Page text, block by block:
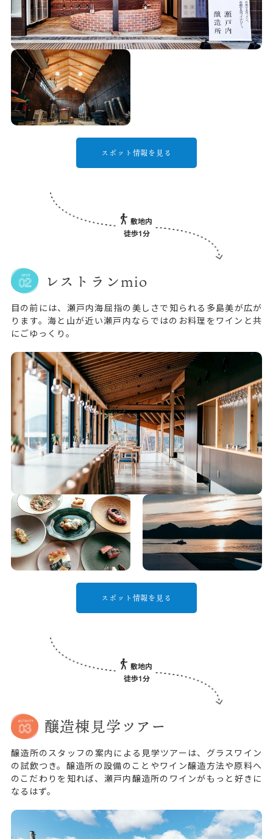
スポット情報を見る
敷地内
徒歩1分
レストランmio
目の前には、瀬戸内海屈指の美しさで知られる多島美が広が
ります。海と山が近い瀬戸内ならではのお料理をワインと共
にごゆっくり。
スポット情報を見る
敷地内
徒歩1分
醸造棟見学ツアー
醸造所のスタッフの案内による見学ツアーは、グラスワイン
の試飲つき。醸造所の設備のことやワイン醸造方法や原料へ
のこだわりを知れば、瀬戸内醸造所のワインがもっと好きに
なるはず。